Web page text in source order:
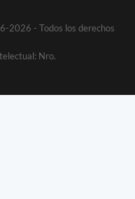
2026 - Todos los derechos
Nro.